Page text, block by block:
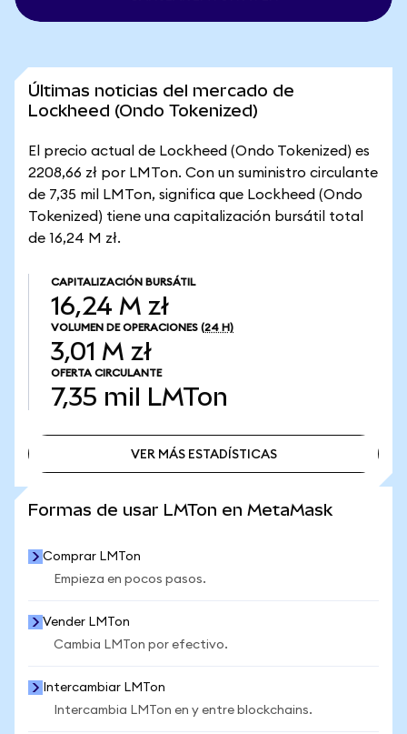
Últimas noticias del mercado de
Lockheed (Ondo Tokenized)
El precio actual de Lockheed (Ondo Tokenized) es
2208,66 zł por LMTon. Con un suministro circulante
de 7,35 mil LMTon, significa que Lockheed (Ondo
Tokenized) tiene una capitalización bursátil total
de 16,24 M zł.
CAPITALIZACIÓN BURSÁTIL
16,24 M zł
VOLUMEN DE OPERACIONES (24 H)
3,01 M zł
OFERTA CIRCULANTE
7,35 mil LMTon
VER MÁS ESTADÍSTICAS
Formas de usar LMTon en MetaMask
Comprar LMTon
Empieza en pocos pasos.
Vender LMTon
Cambia LMTon por efectivo.
Intercambiar LMTon
Intercambia LMTon en y entre blockchains.